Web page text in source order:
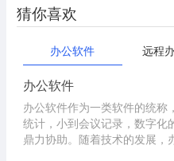
猜你喜欢
办公软件 远程
办公软件
办公软件作为一类软件的统称
统计，小到会议记录，数字化
鼎力协助。随着技术的发展，